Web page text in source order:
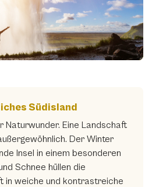
Südisland
Naturwunder. Eine Landschaft
Der Winter
Insel in einem besonderen
Schnee hüllen die
in weiche und kontrastreiche